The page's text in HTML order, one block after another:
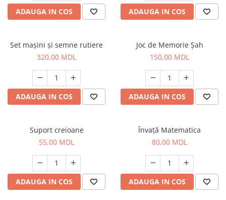
ADAUGA IN COS ADAUGA IN COS
Set mașini și semne rutiere
320,00 MDL
ADAUGA IN COS
Joc de Memorie Șah
150,00 MDL
ADAUGA IN COS
Suport creioane
55,00 MDL
ADAUGA IN COS
Învaţă Matematica
80,00 MDL
ADAUGA IN COS